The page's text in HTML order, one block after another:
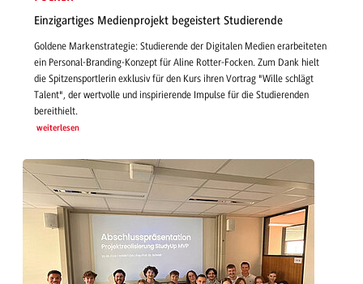
Einzigartiges Medienprojekt begeistert Studierende
Goldene Markenstrategie: Studierende der Digitalen Medien erarbeiteten
ein Personal-Branding-Konzept für Aline Rotter-Focken. Zum Dank hielt
die Spitzensportlerin exklusiv für den Kurs ihren Vortrag "Wille schlägt
Talent", der wertvolle und inspirierende Impulse für die Studierenden
bereithielt.
weiterlesen